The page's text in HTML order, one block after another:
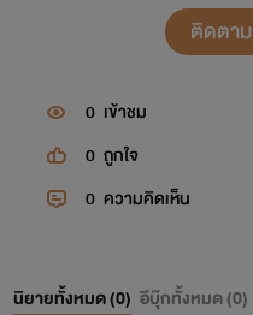
ติดตาม
0 เข้าชม
0 ถูกใจ
0 ความคิดเห็น
นิยายทั้งหมด (0) อีบุ๊กทั้งหมด (0)